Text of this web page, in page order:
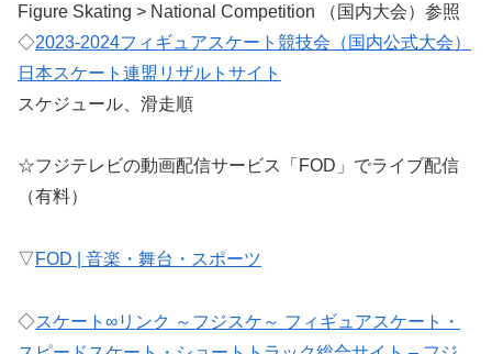
Figure Skating > National Competition （国内大会）参照
◇2023-2024フィギュアスケート競技会（国内公式大会）
日本スケート連盟リザルトサイト
スケジュール、滑走順
☆フジテレビの動画配信サービス「FOD」でライブ配信
（有料）
▽FOD | 音楽・舞台・スポーツ
◇スケート∞リンク ～フジスケ～ フィギュアスケート・